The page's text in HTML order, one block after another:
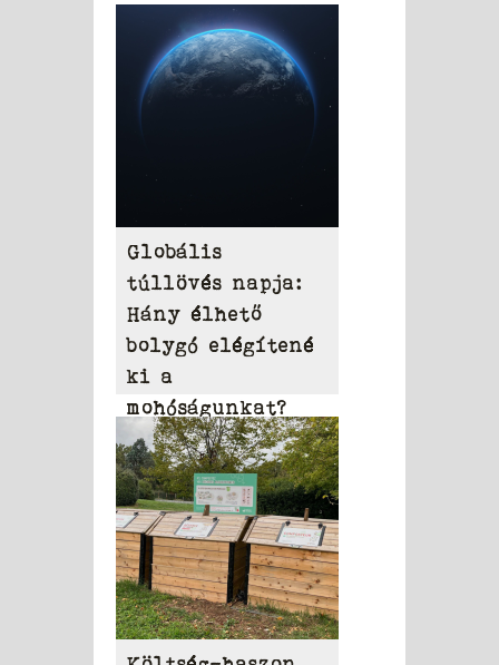
Globális
túllövés napja:
Hány élhető
bolygó elégítené
ki a
mohóságunkat?